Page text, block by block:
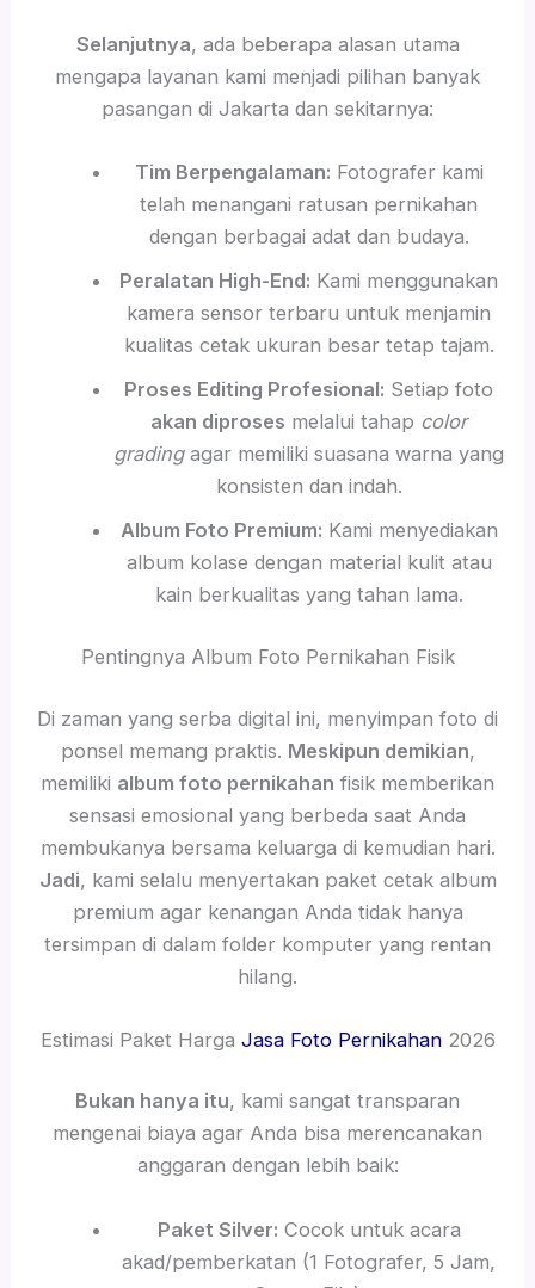
Selanjutnya, ada beberapa alasan utama
mengapa layanan kami menjadi pilihan banyak
pasangan di Jakarta dan sekitarnya:
Tim Berpengalaman: Fotografer kami
telah menangani ratusan pernikahan
dengan berbagai adat dan budaya.
Peralatan High-End: Kami menggunakan
kamera sensor terbaru untuk menjamin
kualitas cetak ukuran besar tetap tajam.
Proses Editing Profesional: Setiap foto
akan diproses melalui tahap color
gradingagar memiliki suasana warna yang
konsisten dan indah.
Album Foto Premium: Kami menyediakan
album kolase dengan material kulit atau
kain berkualitas yang tahan lama.
Pentingnya Album Foto Pernikahan Fisik
Di zaman yang serba digital ini, menyimpan foto di
ponsel memang praktis. Meskipun demikian,
memiliki album foto pernikahan fisik memberikan
sensasi emosional yang berbeda saat Anda
membukanya bersama keluarga di kemudian hari.
Jadi, kami selalu menyertakan paket cetak album
premium agar kenangan Anda tidak hanya
tersimpan di dalam folder komputer yang rentan
hilang.
Estimasi Paket Harga Jasa Foto Pernikahan2026
Bukan hanya itu, kami sangat transparan
mengenai biaya agar Anda bisa merencanakan
anggaran dengan lebih baik:
Paket Silver: Cocok untuk acara
akad/pemberkatan (1 Fotografer, 5 Jam,